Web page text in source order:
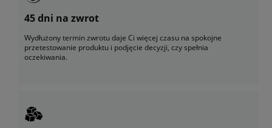
45 dni na zwrot
Wydłużony termin zwrotu daje Ci więcej czasu na spokojne
przetestowanie produktu i podjęcie decyzji, czy spełnia
oczekiwania.